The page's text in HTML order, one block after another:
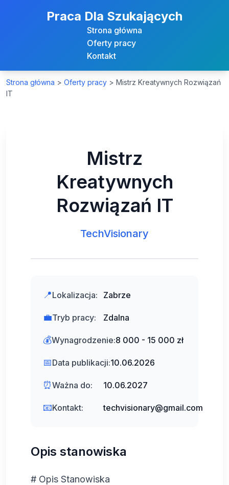
Praca Dla Szukających
Strona główna
Oferty pracy
Kontakt
Strona główna > Oferty pracy > Mistrz Kreatywnych Rozwiązań
IT
Mistrz
Kreatywnych
Rozwiązań IT
TechVisionary
📍Lokalizacja: Zabrze
💼Tryb pracy: Zdalna
💰Wynagrodzenie:8 000 - 15 000 zł
📅Data publikacji:10.06.2026
⏰Ważna do: 10.06.2027
📧Kontakt: techvisionary@gmail.com
Opis stanowiska
# Opis Stanowiska